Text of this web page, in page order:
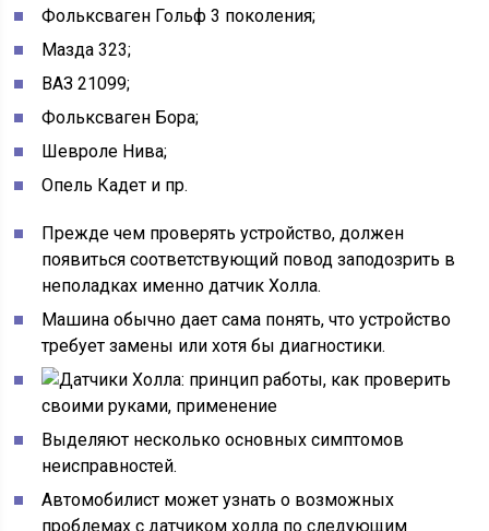
Фольксваген Гольф 3 поколения;
Мазда 323;
ВАЗ 21099;
Фольксваген Бора;
Шевроле Нива;
Опель Кадет и пр.
Прежде чем проверять устройство, должен
появиться соответствующий повод заподозрить в
неполадках именно датчик Холла.
Машина обычно дает сама понять, что устройство
требует замены или хотя бы диагностики.
Выделяют несколько основных симптомов
неисправностей.
Автомобилист может узнать о возможных
проблемах с датчиком холла по следующим